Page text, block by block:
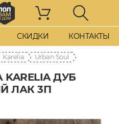
СКИДКИ КОНТАКТЫ
Karelia Urban Soul
ДУБ
ЛАК 3П